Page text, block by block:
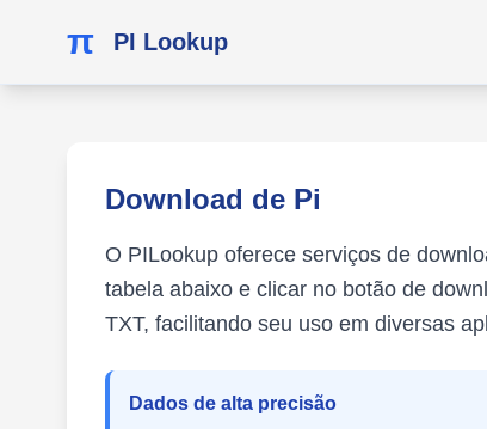
π PI Lookup
Download de Pi
O PILookup oferece serviços de
tabela abaixo e clicar no botão de
TXT, facilitando seu uso em diversas
Dados de alta precisão